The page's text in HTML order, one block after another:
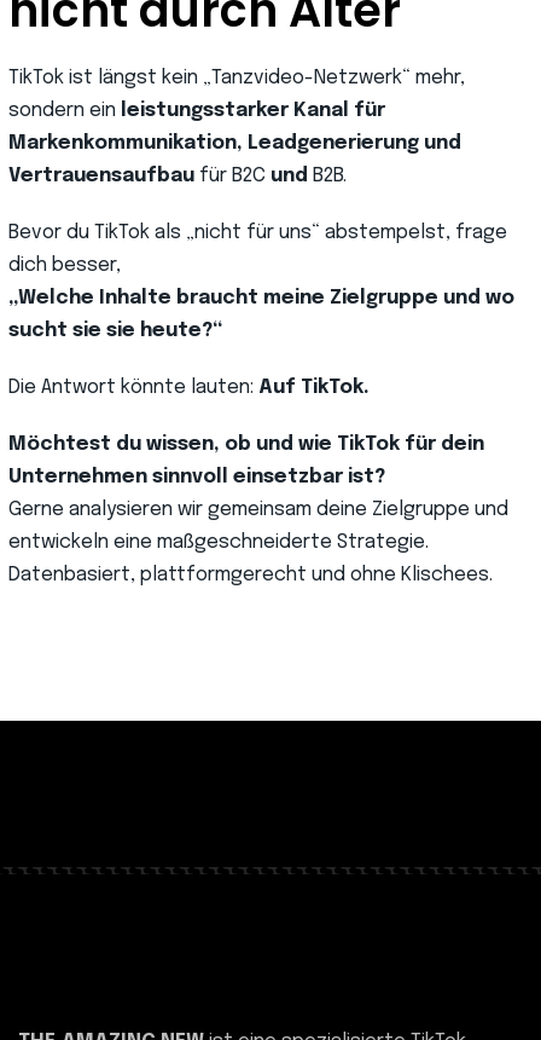
TikTok ist längst kein „Tanzvideo-Netzwerk“ mehr,
sondern ein leistungsstarker Kanal für
Markenkommunikation, Leadgenerierung und
Vertrauensaufbau für B2C und B2B.
Bevor du TikTok als „nicht für uns“ abstempelst, frage
dich besser,
„Welche Inhalte braucht meine Zielgruppe und wo
sucht sie sie heute?“
Die Antwort könnte lauten: Auf TikTok.
Möchtest du wissen, ob und wie TikTok für dein
Unternehmen sinnvoll einsetzbar ist?
Gerne analysieren wir gemeinsam deine Zielgruppe und
entwickeln eine maßgeschneiderte Strategie.
Datenbasiert, plattformgerecht und ohne Klischees.